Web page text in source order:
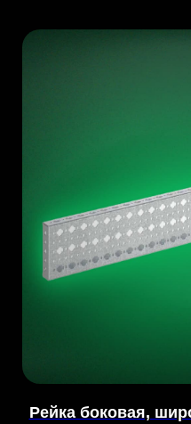
Рейка боковая,